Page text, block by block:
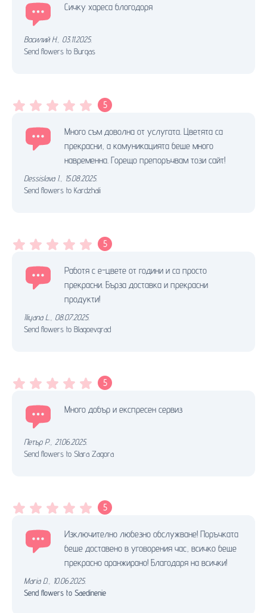
Сичку хареса блогодоря
Василий Н. 03.11.2025.
Send flowers to Burgas
5
Много съм доволна от услугата. Цветята са
прекрасни, а комуникацията беше много
навременна. Горещо препоръчвам този сайт!
Dessislava I.
15.08.2025.
Send flowers to Kardzhali
5
Работя с е-цвете от години и са просто
прекрасни. Бърза доставка и прекрасни
продукти!
Iliyana L.
08.07.2025.
Send flowers to Blagoevgrad
5
Много добър и експресен сервиз
Петър Р. 21.06.2025.
Send flowers to Stara Zagora
5
Изключително любезно обслужване! Поръчката
беше доставено в уговорения час, всичко беше
прекрасно аранжирано! Благодаря на всички!
Maria D.
10.06.2025.
Send flowers to Saedinenie